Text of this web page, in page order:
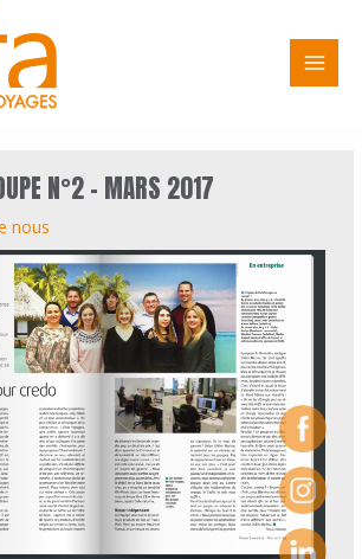
N°2 – MARS 2017
nous